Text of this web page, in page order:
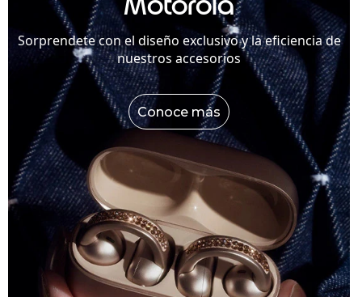
Sorprendete con el diseño exclusivo y la eficiencia de
nuestros accesorios
Conoce más